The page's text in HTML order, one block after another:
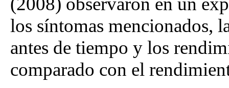
los síntomas mencionados,
antes de tiempo y los
comparado con el